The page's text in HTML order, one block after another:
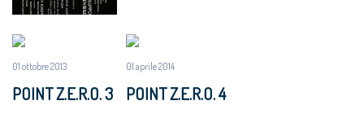
01 ottobre 2013
POINT Z.E.R.O. 3
01 aprile 2014
POINT Z.E.R.O. 4